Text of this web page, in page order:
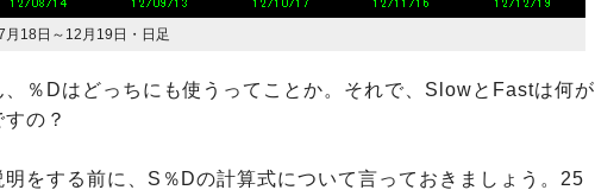
18日～12月19日・日足
％Dはどっちにも使うってことか。それで、SlowとFastは何が
の？
をする前に、S％Dの計算式について言っておきましょう。25